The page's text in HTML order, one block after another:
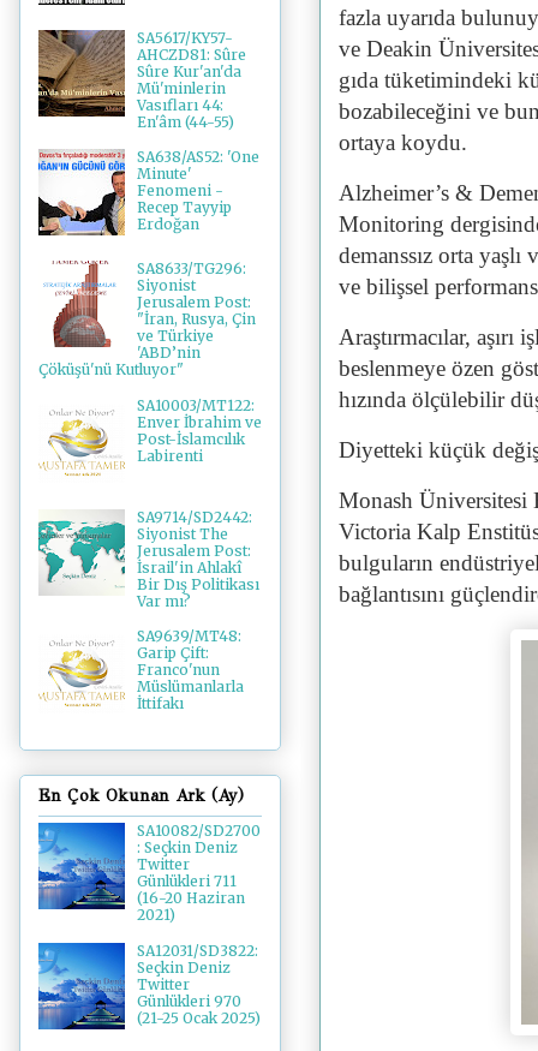
fazla uyarıda
ve Deakin
gıda tüketimindeki
bozabileceğini ve
ortaya koydu.
Alzheimer’s &
Monitoring
demanssız orta yaşlı
ve bilişsel
Araştırmacılar, aşırı
beslenmeye özen
hızında ölçülebilir
Diyetteki küçük
Monash Üniversitesi
Victoria Kalp
bulguların
bağlantısını
SA5617/KY57-
AHCZD81: Sûre
Sûre Kur'an'da
Mü'minlerin
Vasıfları 44:
En'âm (44-55)
SA638/AS52: 'One
Minute'
Fenomeni -
Recep Tayyip
Erdoğan
SA8633/TG296:
Siyonist
Jerusalem Post:
"İran, Rusya, Çin
ve Türkiye
'ABD’nin
Çöküşü'nü Kutluyor"
SA10003/MT122:
Enver İbrahim ve
Post-İslamcılık
Labirenti
SA9714/SD2442:
Siyonist The
Jerusalem Post:
İsrail'in Ahlakî
Bir Dış Politikası
Var mı?
SA9639/MT48:
Garip Çift:
Franco'nun
Müslümanlarla
İttifakı
En Çok Okunan Ark (Ay)
SA10082/SD2700
: Seçkin Deniz
Twitter
Günlükleri 711
(16-20 Haziran
2021)
SA12031/SD3822:
Seçkin Deniz
Twitter
Günlükleri 970
(21-25 Ocak 2025)